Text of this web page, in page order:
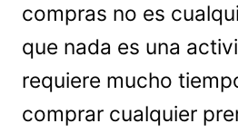
compras no es
que nada es una
requiere mucho
comprar cualquier